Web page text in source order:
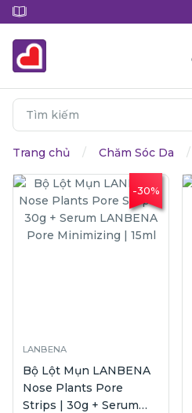
Trang chủ Chăm Sóc Da
-30%
LANBENA
Bộ Lột Mụn LANBENA
Nose Plants Pore
Strips | 30g + Serum